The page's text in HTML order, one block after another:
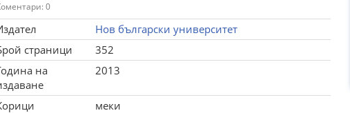
0
Нов български университет
страници
352
на
2013
меки